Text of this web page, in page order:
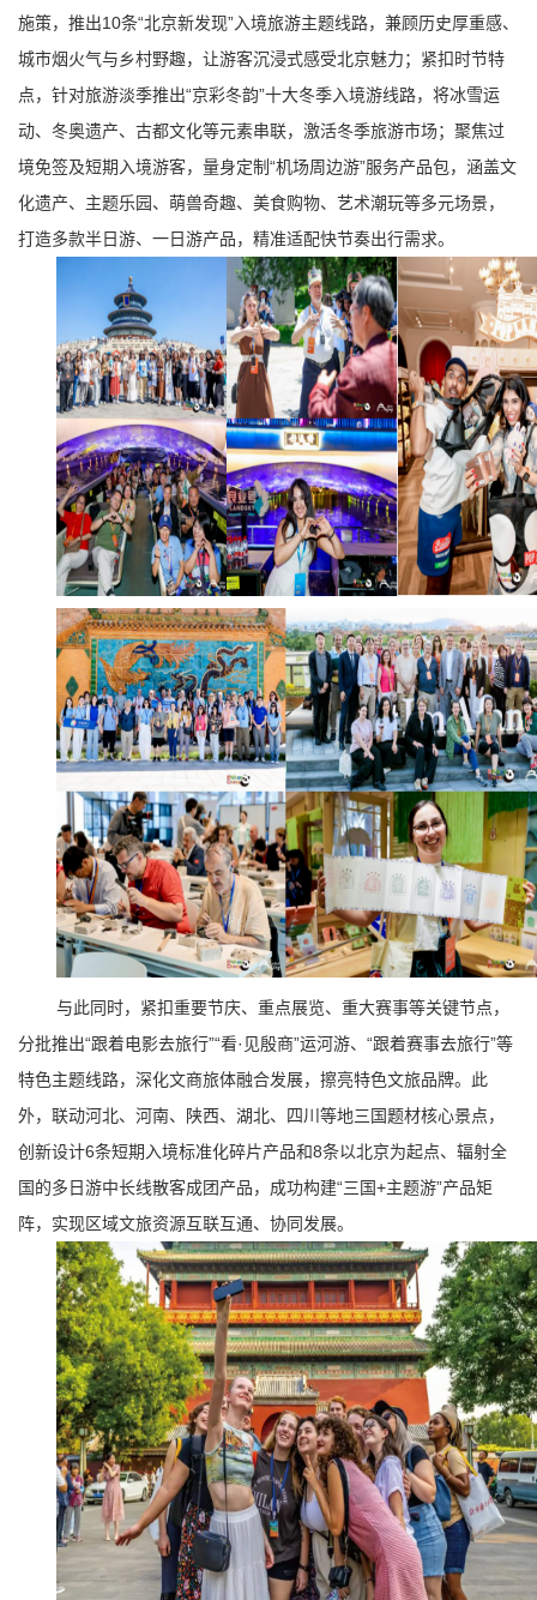
施策，推出10条“北京新发现”入境旅游主题线路，兼顾历史厚重感、
城市烟火气与乡村野趣，让游客沉浸式感受北京魅力；紧扣时节特
点，针对旅游淡季推出“京彩冬韵”十大冬季入境游线路，将冰雪运
动、冬奥遗产、古都文化等元素串联，激活冬季旅游市场；聚焦过
境免签及短期入境游客，量身定制“机场周边游”服务产品包，涵盖文
化遗产、主题乐园、萌兽奇趣、美食购物、艺术潮玩等多元场景，
打造多款半日游、一日游产品，精准适配快节奏出行需求。
与此同时，紧扣重要节庆、重点展览、重大赛事等关键节点，
分批推出“跟着电影去旅行”“看·见殷商”运河游、“跟着赛事去旅行”等
特色主题线路，深化文商旅体融合发展，擦亮特色文旅品牌。此
外，联动河北、河南、陕西、湖北、四川等地三国题材核心景点，
创新设计6条短期入境标准化碎片产品和8条以北京为起点、辐射全
国的多日游中长线散客成团产品，成功构建“三国+主题游”产品矩
阵，实现区域文旅资源互联互通、协同发展。